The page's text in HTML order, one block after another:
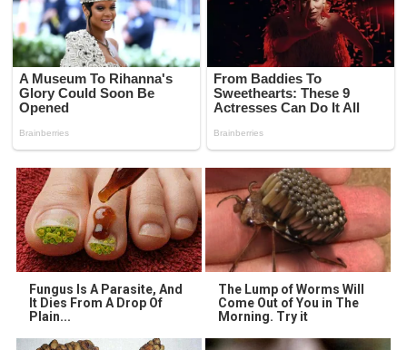
Fungus Is A Parasite, And
It Dies From A Drop Of
Plain...
The Lump of Worms Will
Come Out of You in The
Morning. Try it